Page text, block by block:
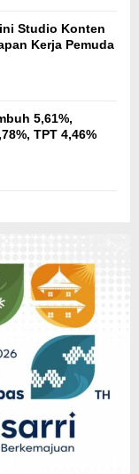
Studio Konten
Kerja Pemuda
5,61%,
TPT 4,46%